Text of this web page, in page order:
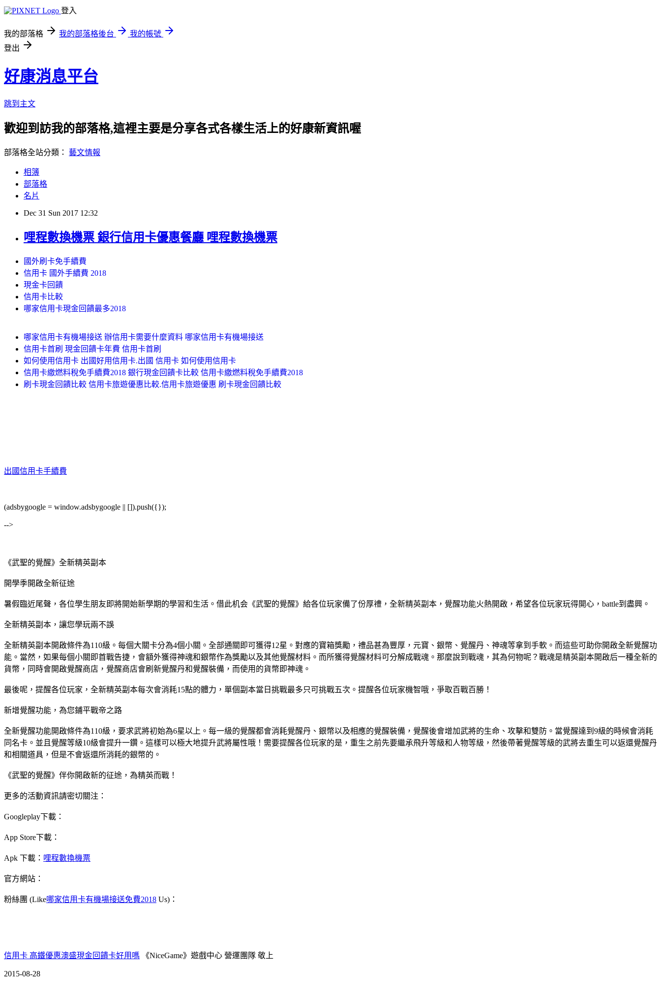
登入
我的部落格 我的部落格後台
我的帳號
登出
好康消息平台
跳到主文
歡迎到訪我的部落格,這裡主要是分享各式各樣生活上的好康新資訊喔
部落格全站分類： 藝文情報
相簿
部落格
名片
Dec 31 Sun 2017 12:32
哩程數換機票 銀行信用卡優惠餐廳 哩程數換機票
國外刷卡免手續費
信用卡 國外手續費 2018
現金卡回饋
信用卡比較
哪家信用卡現金回饋最多2018
哪家信用卡有機場接送 辦信用卡需要什麼資料 哪家信用卡有機場接送
信用卡首刷 現金回饋卡年費 信用卡首刷
如何使用信用卡 出國好用信用卡.出國 信用卡 如何使用信用卡
信用卡繳燃料稅免手續費2018 銀行現金回饋卡比較 信用卡繳燃料稅免手續費2018
刷卡現金回饋比較 信用卡旅遊優惠比較.信用卡旅遊優惠 刷卡現金回饋比較
出國信用卡手續費
(adsbygoogle = window.adsbygoogle || []).push({});
-->
《武聖的覺醒》全新精英副本
開學季開啟全新征途
暑假臨近尾聲，各位學生朋友即將開始新學期的學習和生活。借此机会《武聖的覺醒》給各位玩家備了份厚禮，全新精英副本，覺醒功能火熱開啟，希望各位玩家玩得開心，battle到盡興。
全新精英副本，讓您學玩兩不誤
全新精英副本開啟條件為110級。每個大關卡分為4個小關。全部通關即可獲得12星。對應的寶箱獎勵，禮品甚為豐厚，元寶、銀幣、覺醒丹、神魂等拿到手軟。而這些可助你開啟全新覺醒功
能。當然，如果每個小關即首戰告捷，會額外獲得神魂和銀幣作為獎勵以及其他覺醒材料。而所獲得覺醒材料可分解成戰魂。那麼說到戰魂，其為何物呢？戰魂是精英副本開啟后一種全新的
貨幣，同時會開啟覺醒商店，覺醒商店會刷新覺醒丹和覺醒裝備，而使用的貨幣即神魂。
最後呢，提醒各位玩家，全新精英副本每次會消耗15點的體力，單個副本當日挑戰最多只可挑戰五次。提醒各位玩家機智哦，爭取百戰百勝！
新增覺醒功能，為您鋪平戰帝之路
全新覺醒功能開啟條件為110級，要求武將初始為6星以上。每一級的覺醒都會消耗覺醒丹、銀幣以及相應的覺醒裝備，覺醒後會增加武將的生命、攻擊和雙防。當覺醒達到9級的時候會消耗
同名卡。並且覺醒等級10級會提升一鑽。這樣可以極大地提升武將屬性哦！需要提醒各位玩家的是，重生之前先要繼承飛升等級和人物等級，然後帶著覺醒等級的武將去重生可以返還覺醒丹
和相關道具，但是不會返還所消耗的銀幣的。
《武聖的覺醒》伴你開啟新的征途，為精英而戰！
更多的活動資訊請密切關注：
Googleplay下載：
App Store下載：
Apk 下載： 哩程數換機票
官方網站：
粉絲團 (Like哪家信用卡有機場接送免費2018 Us)：
信用卡 高鐵優惠澳盛現金回饋卡好用嗎 《NiceGame》遊戲中心 營運團隊 敬上
2015-08-28